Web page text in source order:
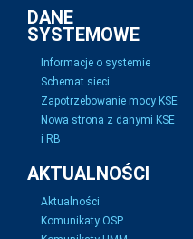
DANE
SYSTEMOWE
Informacje o systemie
Schemat sieci
Zapotrzebowanie mocy KSE
Nowa strona z danymi KSE
i RB
AKTUALNOŚCI
Aktualności
Komunikaty OSP